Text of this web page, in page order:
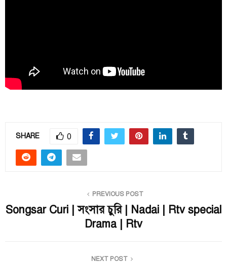
SHARE 0
PREVIOUS POST
Songsar Curi | সংসার চুরি | Nadai | Rtv special
Drama | Rtv
NEXT POST